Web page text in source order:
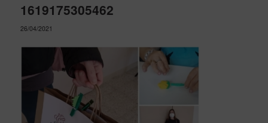
1619175305462
26/04/2021